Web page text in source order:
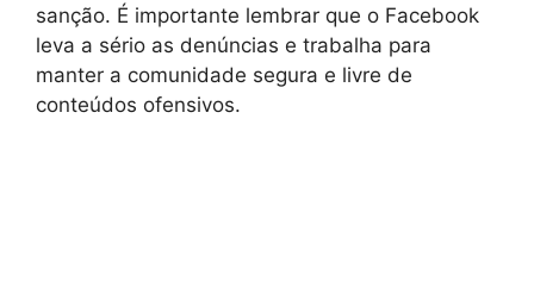
sanção. É importante lembrar que o Facebook
leva a sério as denúncias e trabalha para
manter a comunidade segura e livre de
conteúdos ofensivos.